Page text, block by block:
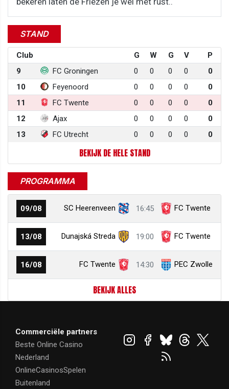
STAND
Club G W G V
P
9
FC Groningen 0 0 0 0
0
10
Feyenoord 0 0 0 0
0
11
FC Twente 0 0 0 0
0
12
Ajax 0 0 0 0
0
13
FC Utrecht 0 0 0 0 0
BEKIJK DE HELE STAND
PROGRAMMA
09/08 SC Heerenveen 16:45 FC Twente
13/08 Dunajská Streda 19:00 FC Twente
16/08 FC Twente 14:30 PEC Zwolle
BEKIJK ALLES
Commerciële partners
Beste Online Casino
Nederland
OnlineCasinosSpelen
Buitenland